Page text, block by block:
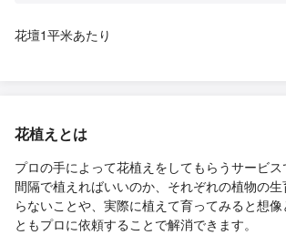
花壇1平米あたり
花植えとは
プロの手によって花植えをしてもらうサービ
間隔で植えればいいのか、それぞれの植物の
らないことや、実際に植えて育ってみると想
ともプロに依頼することで解消できます。